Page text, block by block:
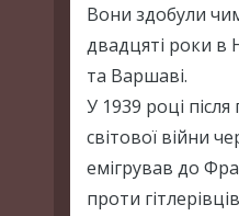
Вони здобули
двадцяті роки в
та Варшаві.
У 1939 році
світової війни
емігрував до
проти